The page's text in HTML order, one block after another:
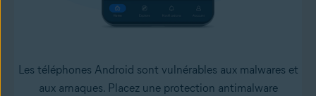
Les téléphones Android sont vulnérables aux malwares et
aux arnaques. Placez une protection antimalware